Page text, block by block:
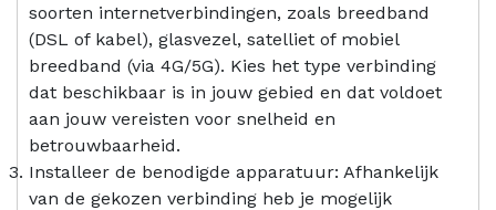
soorten internetverbindingen, zoals breedband
(DSL of kabel), glasvezel, satelliet of mobiel
breedband (via 4G/5G). Kies het type verbinding
dat beschikbaar is in jouw gebied en dat voldoet
aan jouw vereisten voor snelheid en
betrouwbaarheid.
Installeer de benodigde apparatuur: Afhankelijk
van de gekozen verbinding heb je mogelijk